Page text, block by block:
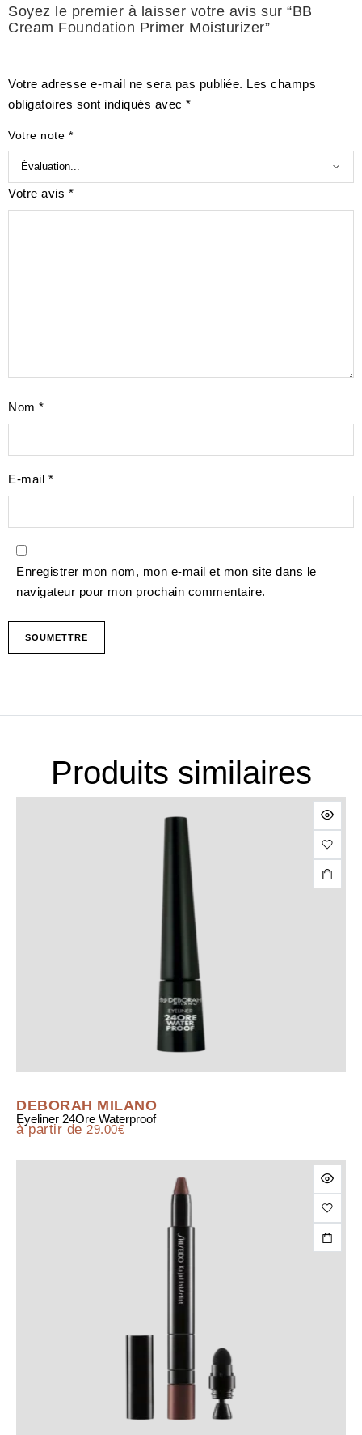
Soyez le premier à laisser votre avis sur “BB
Cream Foundation Primer Moisturizer”
Votre adresse e-mail ne sera pas publiée. Les champs
obligatoires sont indiqués avec *
Votre note *
Votre avis *
Nom *
E-mail *
Enregistrer mon nom, mon e-mail et mon site dans le
navigateur pour mon prochain commentaire.
Produits similaires
DEBORAH MILANO
Eyeliner 24Ore Waterproof
à partir de 29.00€